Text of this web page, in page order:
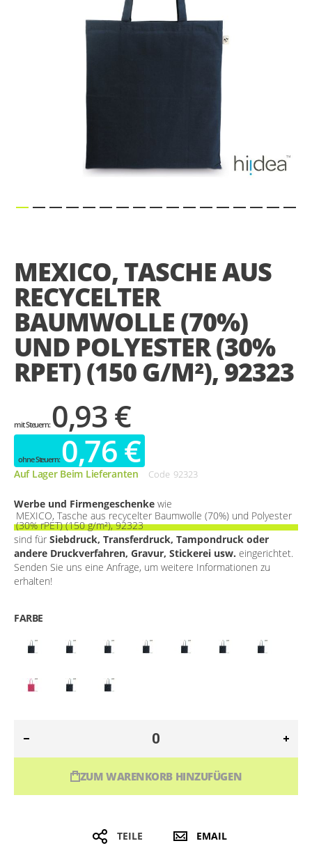
beginning
of
the
images
gallery
MEXICO, TASCHE AUS
RECYCELTER
BAUMWOLLE (70%)
UND POLYESTER (30%
RPET) (150 G/M²), 92323
0,93 €
0,76 €
Auf Lager Beim Lieferanten Code 92323
Werbe und Firmengeschenke wie
MEXICO, Tasche aus recycelter Baumwolle (70%) und Polyester
(30% rPET) (150 g/m²), 92323
sind für Siebdruck, Transferdruck, Tampondruck oder
andere Druckverfahren, Gravur, Stickerei usw. eingerichtet.
Senden Sie uns eine Anfrage, um weitere Informationen zu
erhalten!
FARBE
ZUM WARENKORB HINZUFÜGEN
TEILE EMAIL